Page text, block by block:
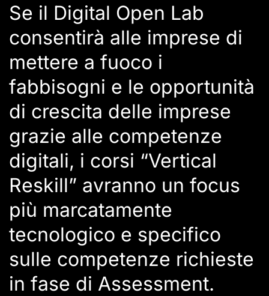
Se il Digital Open Lab
consentirà alle imprese di
mettere a fuoco i
fabbisogni e le opportunità
di crescita delle imprese
grazie alle competenze
digitali, i corsi “Vertical
Reskill” avranno un focus
più marcatamente
tecnologico e specifico
sulle competenze richieste
in fase di Assessment.